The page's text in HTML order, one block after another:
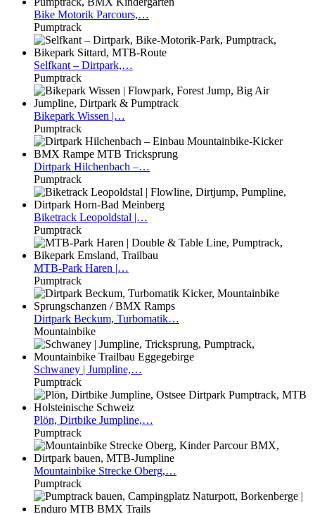
Bike Motorik Parcours,…
Pumptrack
Selfkant – Dirtpark,…
Pumptrack
Bikepark Wissen |…
Pumptrack
Dirtpark Hilchenbach –…
Pumptrack
Biketrack Leopoldstal |…
Pumptrack
MTB-Park Haren |…
Pumptrack
Dirtpark Beckum, Turbomatik…
Mountainbike
Schwaney | Jumpline,…
Pumptrack
Plön, Dirtbike Jumpline,…
Pumptrack
Mountainbike Strecke Oberg,…
Pumptrack